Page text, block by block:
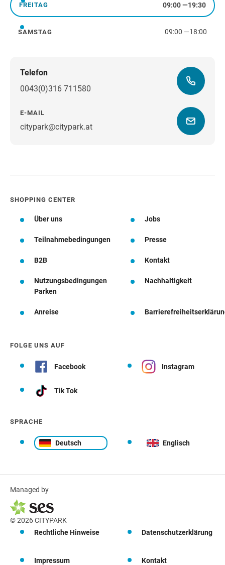
Freitag
FREITAG 09:00—19:30
Samstag
SAMSTAG 09:00 —18:00
Telefon
0043(0)316 711580
E-MAIL
citypark@citypark.atWegbeschreibung
SHOPPING CENTER
Über uns Jobs
Teilnahmebedingungen Presse
B2B Kontakt
Nutzungsbedingungen
Parken
Nachhaltigkeit
Anreise
FOLGE UNS AUF
Facebook Instagram
Tik Tok
SPRACHE
Deutsch Englisch
Managed by
© 2026 CITYPARK
Rechtliche Hinweise
Datenschutzerklärung
Impressum Kontakt